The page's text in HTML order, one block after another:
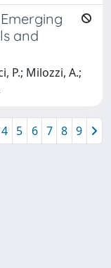
and
P.; Milozzi, A.;
4 5 6 7 8 9